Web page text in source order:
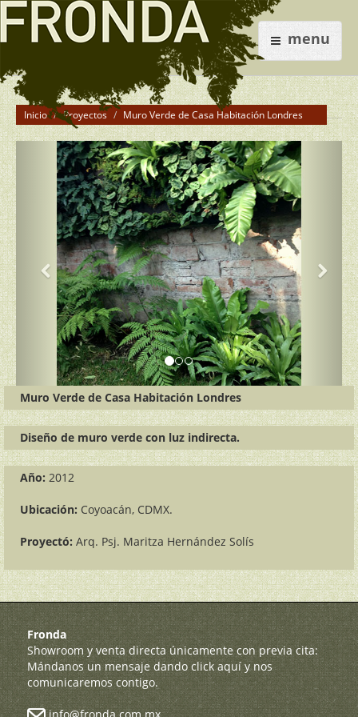
menu
Inicio Proyectos Muro Verde de Casa Habitación Londres
Muro Verde de Casa Habitación Londres
Diseño de muro verde con luz indirecta.
Año: 2012
Ubicación: Coyoacán, CDMX.
Proyectó: Arq. Psj. Maritza Hernández Solí­s
Fronda
Showroom y venta directa únicamente con previa cita:
Mándanos un mensaje dando click aquí y nos
comunicaremos contigo.